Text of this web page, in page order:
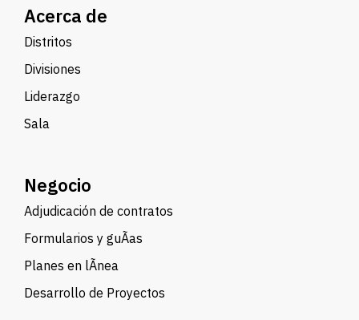
Acerca de
Distritos
Divisiones
Liderazgo
Sala
Negocio
Adjudicación de contratos
Formularios y guÃ­as
Planes en lÃ­nea
Desarrollo de Proyectos